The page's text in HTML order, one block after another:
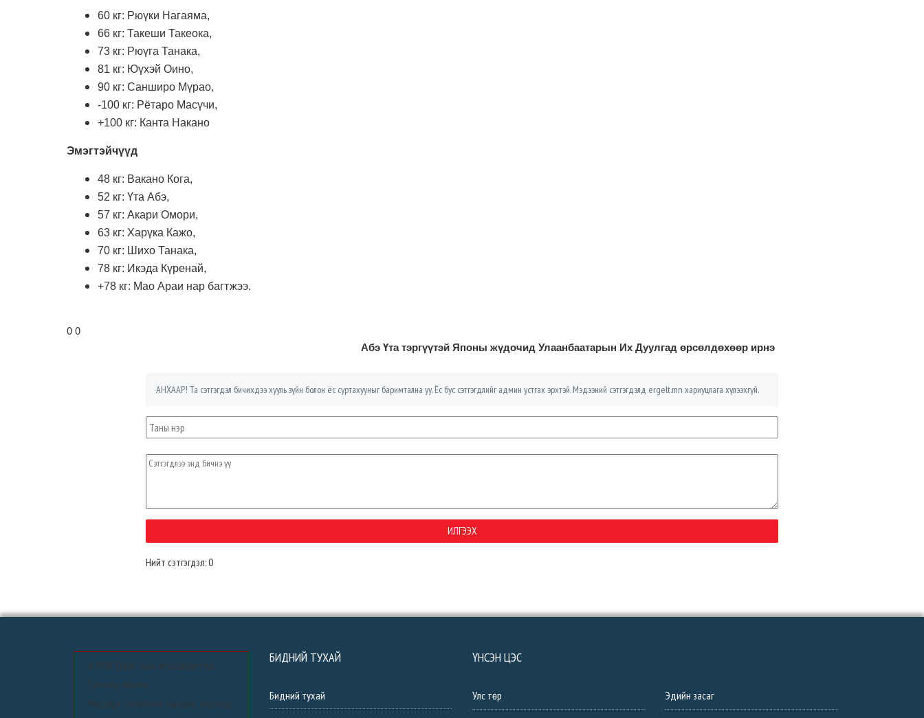
60 кг: Рюүки Нагаяма,
66 кг: Такеши Такеока,
73 кг: Рюүга Танака,
81 кг: Юүхэй Оино,
90 кг: Санширо Мүрао,
-100 кг: Рётаро Масүчи,
+100 кг: Канта Накано
Эмэгтэйчүүд
48 кг: Вакано Кога,
52 кг: Үта Абэ,
57 кг: Акари Омори,
63 кг: Харүка Кажо,
70 кг: Шихо Танака,
78 кг: Икэда Күренай,
+78 кг: Мао Араи нар багтжээ.
0 0
Абэ Үта тэргүүтэй Японы жүдочид Улаанбаатарын Их Дуулгад өрсөлдөхөөр ирнэ
АНХААР! Та сэтгэгдэл бичихдээ хууль зүйн болон ёс суртахууныг баримтална уу. Ёс бус сэтгэгдлийг админ устгах эрхтэй. Мэдээний сэтгэгдэлд ergelt.mn хариуцлага хүлээхгүй.
Нийт сэтгэгдэл: 0
A PHP Error was encountered
Severity: Notice
Message: Undefined variable: settings
БИДНИЙ ТУХАЙ
Бидний тухай
ҮНСЭН ЦЭС
Улс төр Эдийн засаг